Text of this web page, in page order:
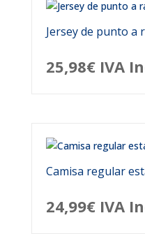
Jersey de punto a
25,98€ IVA
Camisa regular
24,99€ IVA